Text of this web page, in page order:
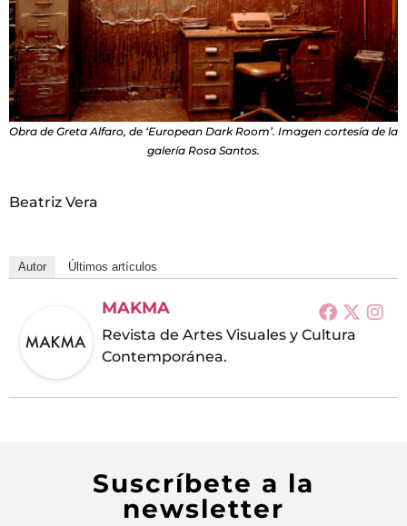
Obra de Greta Alfaro, de ‘European Dark Room’. Imagen cortesía de la
galería Rosa Santos.
Beatriz Vera
Autor Últimos artículos
MAKMA
Revista de Artes Visuales y Cultura
Contemporánea.
Suscríbete a la
newsletter